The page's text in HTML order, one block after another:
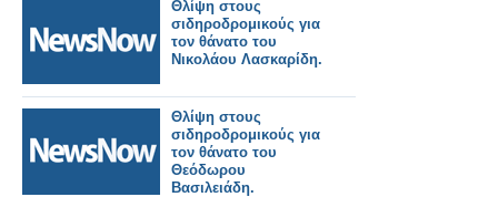
Θλίψη στους
σιδηροδρομικούς για
τον θάνατο του
Νικολάου Λασκαρίδη.
Θλίψη στους
σιδηροδρομικούς για
τον θάνατο του
Θεόδωρου
Βασιλειάδη.